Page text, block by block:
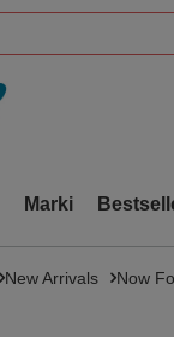
Marki
New Arrivals Now